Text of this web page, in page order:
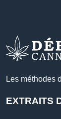
Les méthodes
EXTRAITS